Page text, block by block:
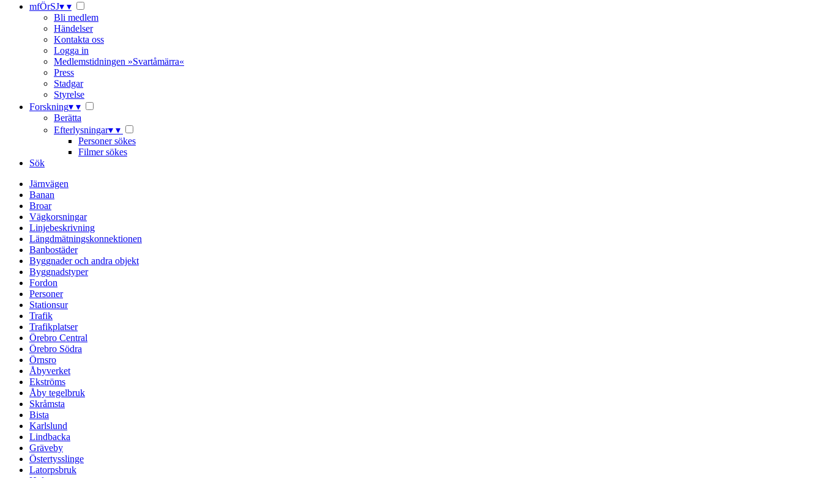
mfÖrSJ▾ ▾
Bli medlem
Händelser
Kontakta oss
Logga in
Medlemstidningen »Svartåmärra«
Press
Stadgar
Styrelse
Forskning▾ ▾
Berätta
Efterlysningar▾ ▾
Personer sökes
Filmer sökes
Sök
Järnvägen
Banan
Broar
Vägkorsningar
Linjebeskrivning
Längdmätningskonnektionen
Banbostäder
Byggnader och andra objekt
Byggnadstyper
Fordon
Personer
Stationsur
Trafik
Trafikplatser
Örebro Central
Örebro Södra
Örnsro
Åbyverket
Ekströms
Åby tegelbruk
Skråmsta
Bista
Karlslund
Lindbacka
Gräveby
Östertysslinge
Latorpsbruk